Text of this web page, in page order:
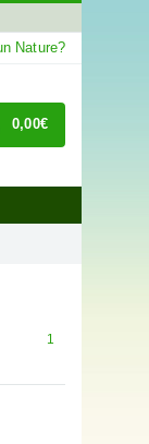
Nature?
0,00€
1